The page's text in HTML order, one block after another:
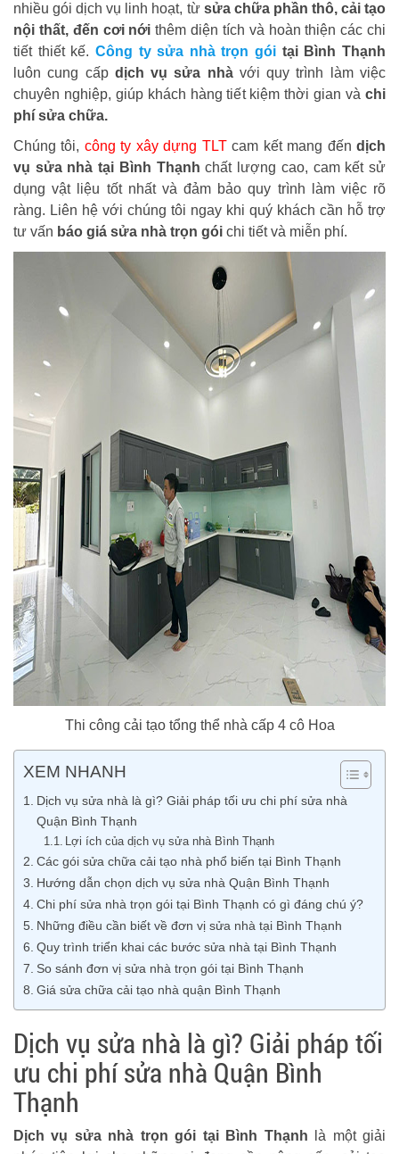
nhiều gói dịch vụ linh hoạt, từ sửa chữa phần thô, cải tạo
nội thất, đến cơi nới thêm diện tích và hoàn thiện các chi
tiết thiết kế. Công ty sửa nhà trọn gói tại Bình Thạnh
luôn cung cấp dịch vụ sửa nhàvới quy trình làm việc
chuyên nghiệp, giúp khách hàng tiết kiệm thời gian và chi
phí sửa chữa.
Chúng tôi, công ty xây dựng TLTcam kết mang đếndịch
vụ sửa nhà tại Bình Thạnh chất lượng cao, cam kết sử
dụng vật liệu tốt nhất và đảm bảo quy trình làm việc rõ
ràng. Liên hệ với chúng tôi ngay khi quý khách cần hỗ trợ
tư vấn báo giá sửa nhà trọn gói chi tiết và miễn phí.
Thi công cải tạo tổng thể nhà cấp 4 cô Hoa
XEM NHANH
Dịch vụ sửa nhà là gì? Giải pháp tối ưu chi phí sửa nhà
Quận Bình Thạnh
Lợi ích của dịch vụ sửa nhà Bình Thạnh
Các gói sửa chữa cải tạo nhà phổ biến tại Bình Thạnh
Hướng dẫn chọn dịch vụ sửa nhà Quận Bình Thạnh
Chi phí sửa nhà trọn gói tại Bình Thạnh có gì đáng chú ý?
Những điều cần biết về đơn vị sửa nhà tại Bình Thạnh
Quy trình triển khai các bước sửa nhà tại Bình Thạnh
So sánh đơn vị sửa nhà trọn gói tại Bình Thạnh
Giá sửa chữa cải tạo nhà quận Bình Thạnh
Dịch vụ sửa nhà là gì? Giải pháp tối
ưu chi phí sửa nhà Quận Bình
Thạnh
Dịch vụ sửa nhà trọn gói tại Bình Thạnh là một giải